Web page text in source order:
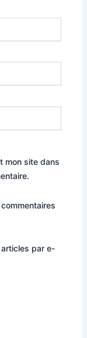
mon site dans
par e-